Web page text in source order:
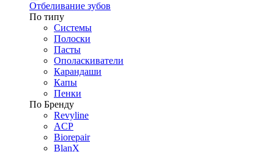
Отбеливание зубов
По типу
Системы
Полоски
Пасты
Ополаскиватели
Карандаши
Капы
Пенки
По Бренду
Revyline
ACP
Biorepair
BlanX